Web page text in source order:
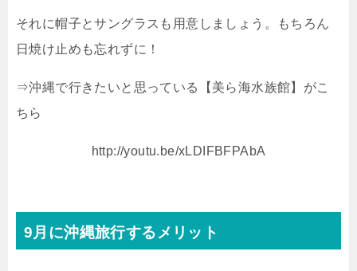
それに帽子とサングラスも用意しましょう。もちろん
日焼け止めも忘れずに！
⇒沖縄で行きたいと思っている【美ら海水族館】がこ
ちら
http://youtu.be/xLDIFBFPAbA
9月に沖縄旅行するメリット